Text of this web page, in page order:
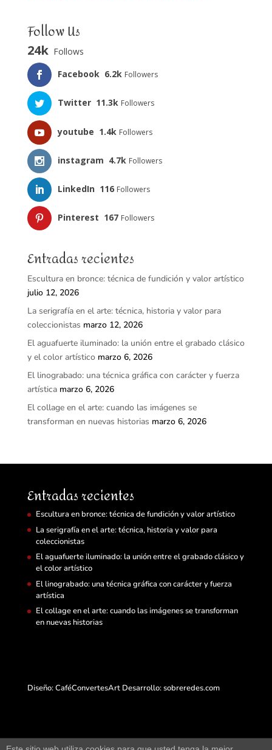
Follow Us
24k Follows
Facebook 6.2k Followers
Twitter 11.3k Followers
youtube 1.4k Followers
instagram 4.7k Followers
LinkedIn 116 Followers
Pinterest 167 Followers
Entradas recientes
Escultura en bronce: técnica de fundición y valor artístico
julio 12, 2026
La serigrafía en el arte: técnica, historia y valor para
coleccionistas marzo 12, 2026
El aguafuerte iluminado: la unión entre el grabado clásico
y el color artístico marzo 6, 2026
El linograbado: una técnica gráfica con carácter y fuerza
artística marzo 6, 2026
El collage en el arte: cuando las imágenes se
transforman en nuevas historias marzo 6, 2026
Entradas recientes
Escultura en bronce: técnica de fundición y valor artístico
La serigrafía en el arte: técnica, historia y valor para
coleccionistas
El aguafuerte iluminado: la unión entre el grabado clásico y
el color artístico
El linograbado: una técnica gráfica con carácter y fuerza
artística
El collage en el arte: cuando las imágenes se transforman
en nuevas historias
Diseño: CaféConvertesArt Desarrollo:sobreredes.com